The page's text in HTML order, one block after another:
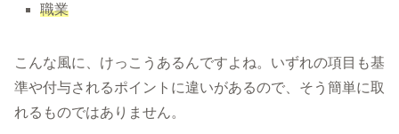
職業
こんな風に、けっこうあるんですよね。いずれの項目も基
準や付与されるポイントに違いがあるので、そう簡単に取
れるものではありません。